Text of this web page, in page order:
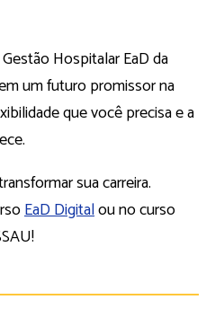
Hospitalar EaD da
um futuro promissor na
que você precisa e a
sua carreira.
EaD Digitalou no curso